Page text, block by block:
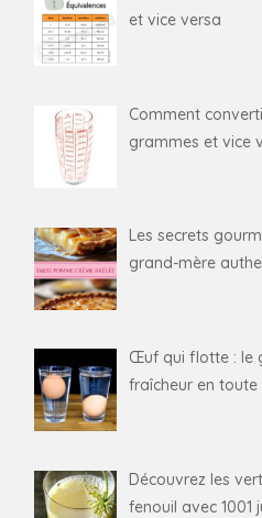
et vice versa
Comment
grammes et vice
Les secrets
grand-mère
Œuf qui flotte : le
fraîcheur en toute
Découvrez les
fenouil avec 1001